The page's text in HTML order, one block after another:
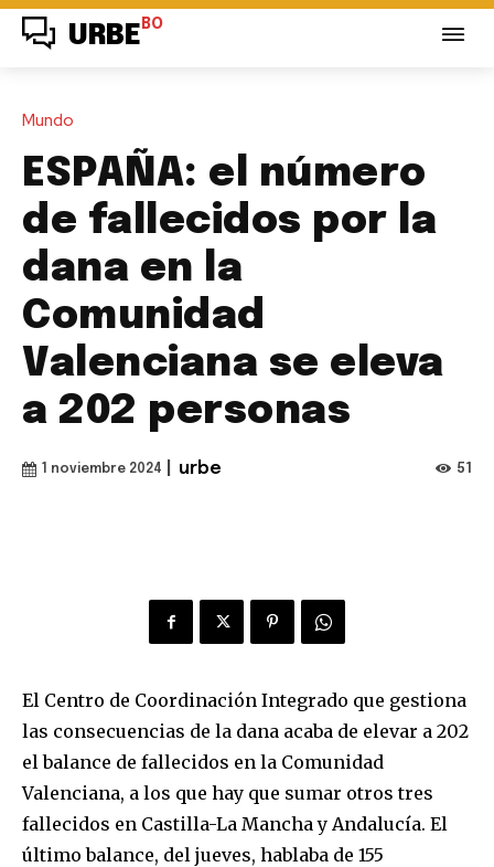
URBE BO
Mundo
ESPAÑA: el número
de fallecidos por la
dana en la
Comunidad
Valenciana se eleva
a 202 personas
1 noviembre 2024 urbe 51
El Centro de Coordinación Integrado que gestiona
las consecuencias de la dana acaba de elevar a 202
el balance de fallecidos en la Comunidad
Valenciana, a los que hay que sumar otros tres
fallecidos en Castilla-La Mancha y Andalucía. El
último balance, del jueves, hablaba de 155